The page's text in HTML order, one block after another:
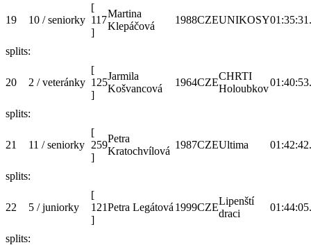
19 10 / seniorky
[
117
]
Martina
Klepáčová
1988CZEUNIKOSY
splits:
20 2 / veteránky
[
125
]
Jarmila
Košvancová
1964CZE
CHRTI
Holoubkov
splits:
21 11 / seniorky
[
259
]
Petra
Kratochvílová
1987CZEUltima
splits:
22 5 / juniorky
[
121
]
Petra Legátová 1999CZE
Lipenští
draci
splits: